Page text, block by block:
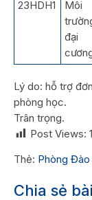
23HDH1
Môi
đại
Lý do: hỗ trợ
phòng học.
Trân trọng.
Post Views:
Thẻ: Phòng Đào
Chia sẻ